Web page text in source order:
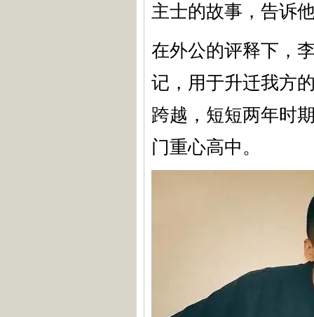
主士的故事，告诉
在外公的评释下，
记，用于升迁我方
跨越，短短两年时
门重心高中。